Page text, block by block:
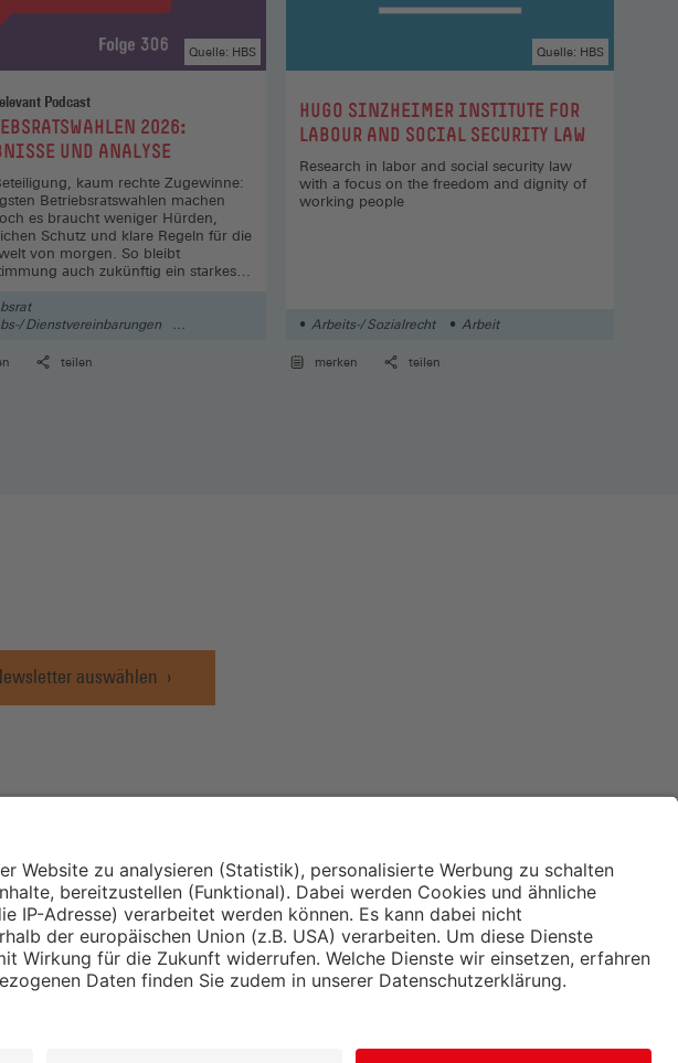
Podcast
2026:
UND ANALYSE
Quelle: HBS
kaum rechte Zugewinne:
Betriebsratswahlen machen
es braucht weniger Hürden,
Schutz und klare Regeln für die
von morgen. So bleibt
auch zukünftig ein starkes
Dienstvereinbarungen
teilen
:HUGO SINZHEIMER INSTITUTE FOR
LABOUR AND SOCIAL SECURITY LAW
Quelle: HBS
Research in labor and social security law
with a focus on the freedom and dignity of
working people
Arbeits-/ Sozialrecht Arbeit
merken teilen
auswählen
Wirtschafts- und
Sozialwissenschaftliches
Institut
Institut für Makroökonomie
und Konjunkturforschung